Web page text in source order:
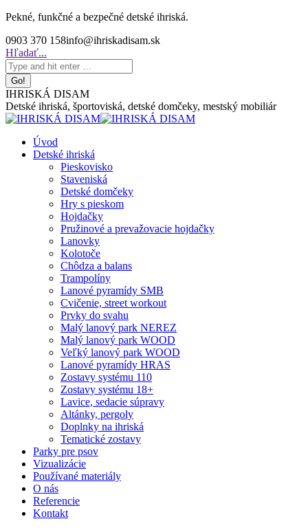
Skip
content
Pekné, funkčné a bezpečné detské ihriská.
0903 370 158info@ihriskadisam.sk
Search:
Hľadať...
IHRISKÁ DISAM
Detské ihriská, športoviská, detské domčeky, mestský mobiliár
Úvod
Detské ihriská
Pieskovisko
Staveniská
Detské domčeky
Hry s pieskom
Hojdačky
Pružinové a prevažovacie hojdačky
Lanovky
Kolotoče
Chôdza a balans
Trampolíny
Lanové pyramídy SMB
Cvičenie, street workout
Prvky do svahu
Malý lanový park NEREZ
Malý lanový park WOOD
Veľký lanový park WOOD
Lanové pyramídy HRAS
Zostavy systému 110
Zostavy systému 18+
Lavice, sedacie súpravy
Altánky, pergoly
Doplnky na ihriská
Tematické zostavy
Parky pre psov
Vizualizácie
Používané materiály
O nás
Referencie
Kontakt